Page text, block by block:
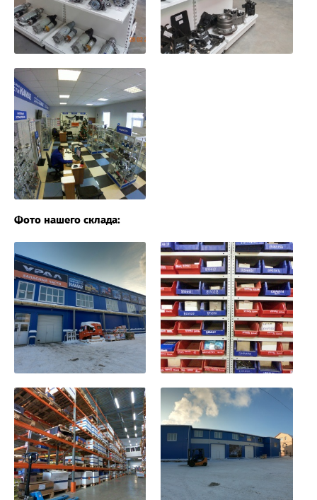
Фото нашего склада: